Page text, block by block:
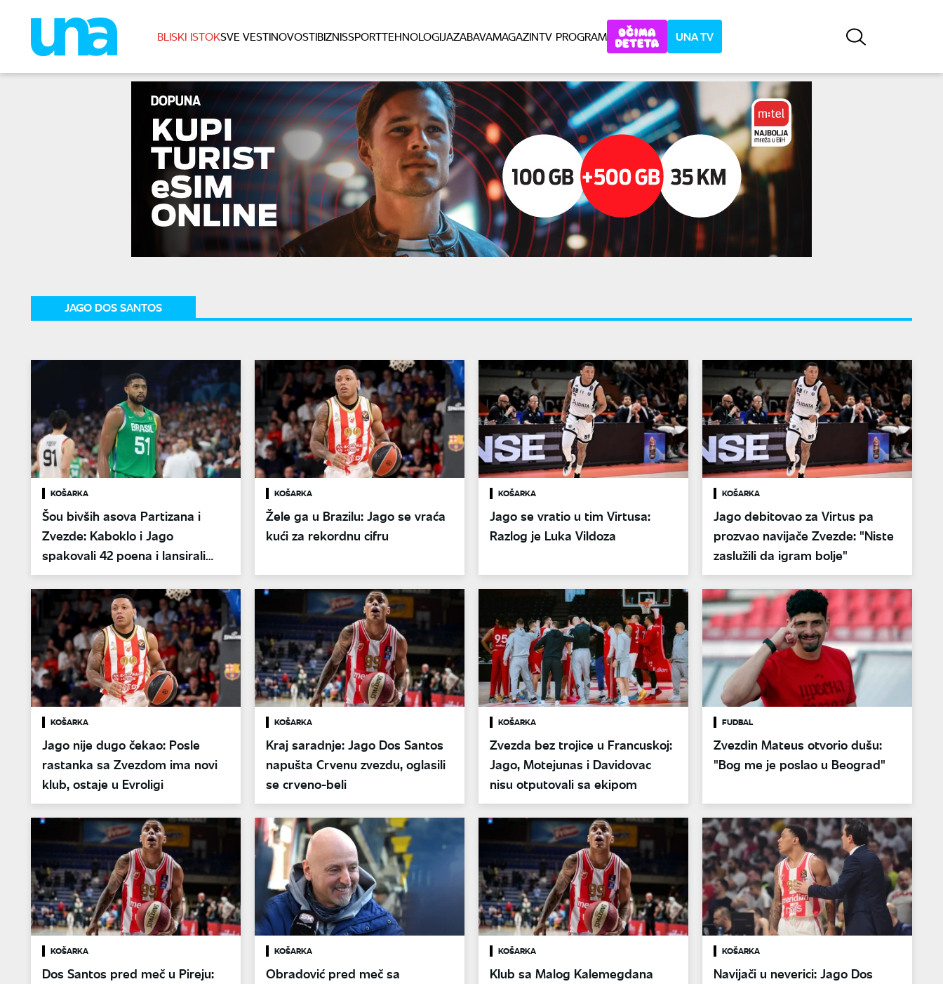
BLISKI ISTOKSVE VESTINOVOSTIBIZNISSPORTTEHNOLOGIJAZABAVAMAGAZINTV PROGRAM UNA TV
JAGO DOS SANTOS
KOŠARKA
Šou bivših asova Partizana i
Zvezde: Kaboklo i Jago
spakovali 42 poena i lansirali
Brazil ka Mundobasketu
KOŠARKA
Žele ga u Brazilu: Jago se vraća
kući za rekordnu cifru
KOŠARKA
Jago se vratio u tim Virtusa:
Razlog je Luka Vildoza
KOŠARKA
Jago debitovao za Virtus pa
prozvao navijače Zvezde: "Niste
zaslužili da igram bolje"
KOŠARKA
Jago nije dugo čekao: Posle
rastanka sa Zvezdom ima novi
klub, ostaje u Evroligi
KOŠARKA
Kraj saradnje: Jago Dos Santos
napušta Crvenu zvezdu, oglasili
se crveno-beli
KOŠARKA
Zvezda bez trojice u Francuskoj:
Jago, Motejunas i Davidovac
nisu otputovali sa ekipom
FUDBAL
Zvezdin Mateus otvorio dušu:
"Bog me je poslao u Beograd"
KOŠARKA
Dos Santos pred meč u Pireju:
KOŠARKA
Obradović pred meč sa
KOŠARKA
Klub sa Malog Kalemegdana
KOŠARKA
Navijači u neverici: Jago Dos